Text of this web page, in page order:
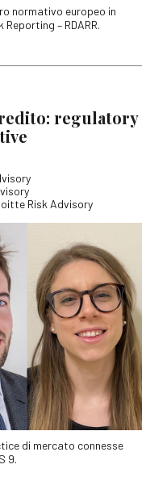
normativo europeo in
– RDARR.
regulatory
Risk Advisory
di mercato connesse
9.